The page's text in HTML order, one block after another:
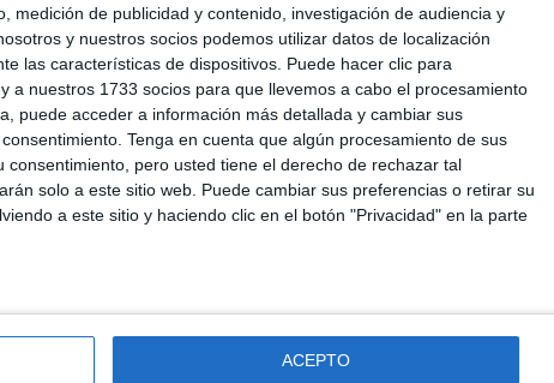
medición de publicidad y contenido, investigación de audiencia y
y nuestros socios podemos utilizar datos de localización
las características de dispositivos. Puede hacer clic para
a nuestros 1733 socios para que llevemos a cabo el procesamiento
puede acceder a información más detallada y cambiar sus
Tenga en cuenta que algún procesamiento de sus
pero usted tiene el derecho de rechazar tal
solo a este sitio web. Puede cambiar sus preferencias o retirar su
a este sitio y haciendo clic en el botón "Privacidad" en la parte
ACEPTO
– Protección de datos Política de cookies Política de privacidad